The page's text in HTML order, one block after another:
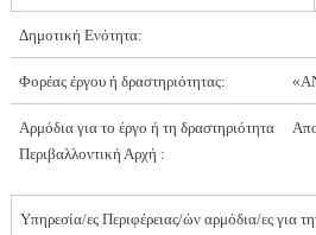
Δημοτική Ενότητα:
Φορέας έργου ή δραστηριότητας:
Αρμόδια για το έργο ή τη δραστηριότητα
Περιβαλλοντική Αρχή :
Υπηρεσία/ες Περιφέρειας/ών αρμόδια/ες για